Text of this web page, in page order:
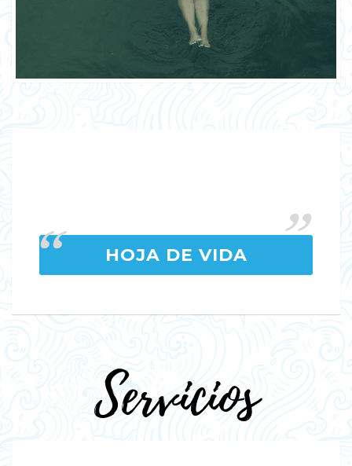
HOJA DE VIDA
Servicios